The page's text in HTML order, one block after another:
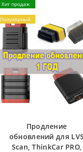
Хит продаж
Популярный
Продление
обновлений для LVS
Scan, ThinkCar PRO,